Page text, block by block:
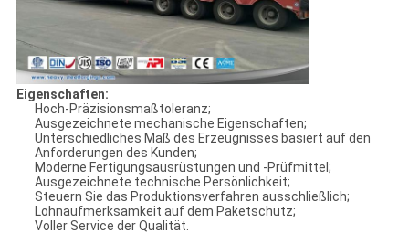
Eigenschaften:
Hoch-Präzisionsmaßtoleranz;
Ausgezeichnete mechanische Eigenschaften;
Unterschiedliches Maß des Erzeugnisses basiert auf den
Anforderungen des Kunden;
Moderne Fertigungsausrüstungen und -Prüfmittel;
Ausgezeichnete technische Persönlichkeit;
Steuern Sie das Produktionsverfahren ausschließlich;
Lohnaufmerksamkeit auf dem Paketschutz;
Voller Service der Qualität.